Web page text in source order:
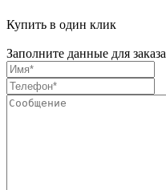
Купить в один клик
Заполните данные для заказа